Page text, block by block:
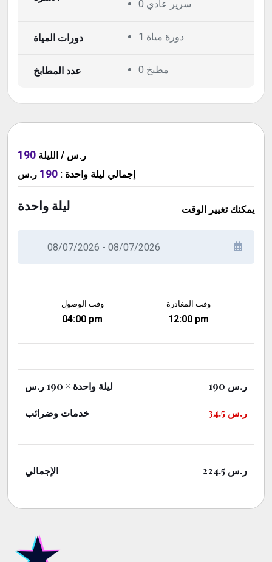
0 سرير عادي
دورات المياة 1 دورة مياة
عدد المطابخ 0 مطبخ
190 ر.س / الليلة
إجمالي ليلة واحدة :
190 ر.س
ليلة واحدة يمكنك تغيير الوقت
وقت الوصول
04:00 pm
وقت المغادرة
12:00 pm
ليلة واحدة × 190 ر.س 190 ر.س
خدمات وضرائب 34.5 ر.س
الإجمالي 224.5 ر.س